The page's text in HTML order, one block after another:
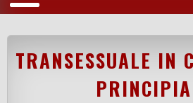
TRANSESSUALE IN